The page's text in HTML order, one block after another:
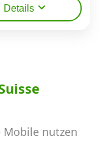
Details
Mobile nutzen